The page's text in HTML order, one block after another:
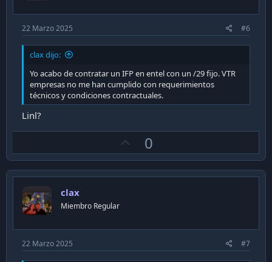
22 Marzo 2025 #6
clax dijo:
Yo acabo de contratar un IFP en entel con un /29 fijo. VTR
empresas no me han cumplido con requerimientos
técnicos y condiciones contractuales.
Linl?
p
v
0
clax
Miembro Regular
22 Marzo 2025 #7